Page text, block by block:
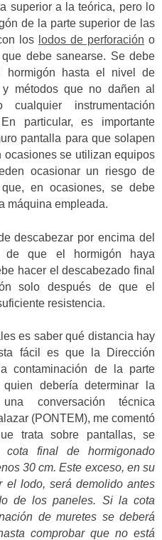
superior a la teórica, pero lo
de la parte superior de las
los lodos de perforación o
debe sanearse. Se debe
hormigón hasta el nivel de
métodos que no dañen al
instrumentación
particular, es importante
pantalla para que solapen
se utilizan equipos
ocasionar un riesgo de
en ocasiones, se debe
máquina empleada.
descabezar por encima del
de que el hormigón haya
hacer el descabezado final
solo después de que el
resistencia.
es saber qué distancia hay
fácil es que la Dirección
contaminación de la parte
debería determinar la
conversación técnica
(PONTEM), me comentó
trata sobre pantallas, se
cota final de hormigonado
30 cm. Este exceso, en su
el lodo, será demolido antes
de los paneles. Si la cota
de muretes se deberá
comprobar que no está